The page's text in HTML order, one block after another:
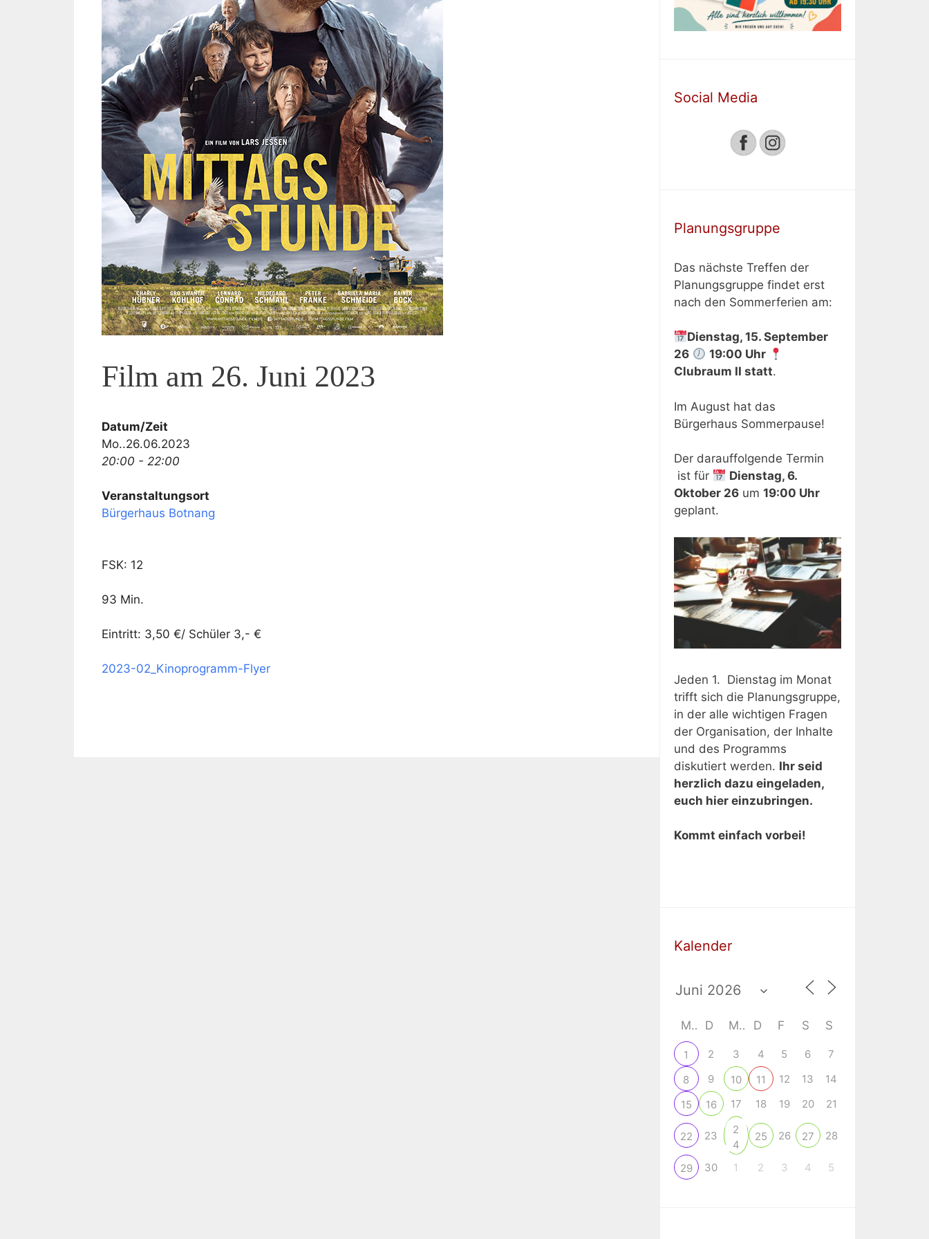
Film am 26. Juni 2023
Datum/Zeit
Mo..26.06.2023
20:00 - 22:00
Veranstaltungsort
Bürgerhaus Botnang
FSK: 12
93 Min.
Eintritt: 3,50 €/ Schüler 3,- €
2023-02_Kinoprogramm-Flyer
Social Media
Planungsgruppe
Das nächste Treffen der
Planungsgruppe findet erst
nach den Sommerferien am:
Dienstag, 15. September
26
19:00 Uhr
Clubraum II statt.
Im August hat das
Bürgerhaus Sommerpause!
Der darauffolgende Termin
ist für
Dienstag, 6.
Oktober 26um 19:00 Uhr
geplant.
Jeden 1. Dienstag im Monat
trifft sich die Planungsgruppe,
in der alle wichtigen Fragen
der Organisation, der Inhalte
und des Programms
diskutiert werden. Ihr seid
herzlich dazu eingeladen,
euch hier einzubringen.
Kommt einfach vorbei!
Kalender
M D M D F S S
1 2 3 4 5 6
7
8
9 10 11 12 13
14
15
16 17 18 19 20 21
22 23
2
4
25 26 27 28
29 30 1 2 3 4 5